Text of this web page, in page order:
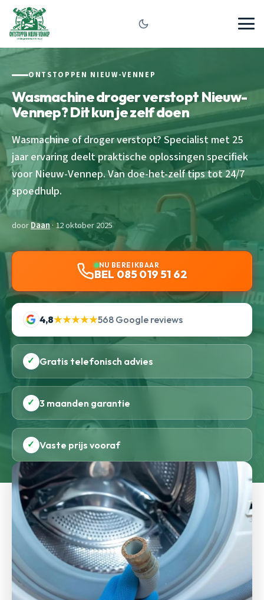
ONTSTOPPEN NIEUW-VENNEP
Wasmachine droger verstopt Nieuw-
Vennep? Dit kun je zelf doen
Wasmachine of droger verstopt? Specialist met 25
jaar ervaring deelt praktische oplossingen specifiek
voor Nieuw-Vennep. Van doe-het-zelf tips tot 24/7
spoedhulp.
doorDaan· 12 oktober 2025
NU BEREIKBAAR
BEL 085 019 51 62
4,8★★★★★568 Google reviews
✓ Gratis telefonisch advies
✓ 3 maanden garantie
✓ Vaste prijs vooraf